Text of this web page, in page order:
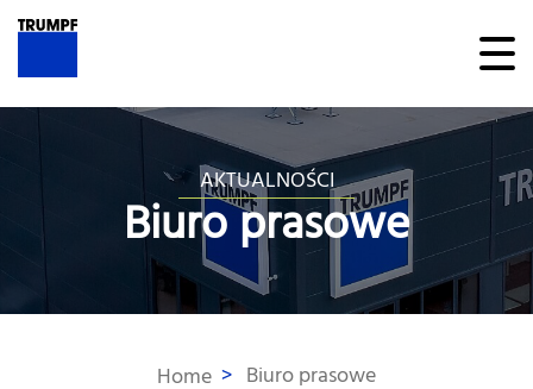
AKTUALNOŚCI
Biuro prasowe
Home > Biuro prasowe